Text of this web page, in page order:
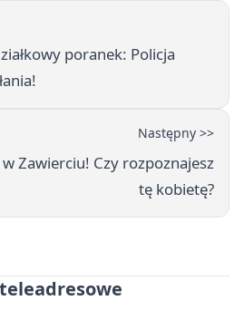
poranek: Policja
Następny >>
Zawierciu! Czy rozpoznajesz
tę kobietę?